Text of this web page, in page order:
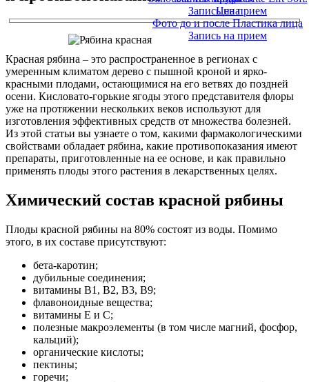
Цена
Фото до и после Пластика лица
Запись на прием
Запись на прием
Красная рябина – это распространенное в регионах с
умеренным климатом дерево с пышной кроной и ярко-
красными плодами, остающимися на его ветвях до поздней
осени. Кисловато-горькие ягоды этого представителя флоры
уже на протяжении нескольких веков используют для
изготовления эффективных средств от множества болезней.
Из этой статьи вы узнаете о том, какими фармакологическими
свойствами обладает рябина, какие противопоказания имеют
препараты, приготовленные на ее основе, и как правильно
применять плоды этого растения в лекарственных целях.
Химический состав красной рябины
Плоды красной рябины на 80% состоят из воды. Помимо
этого, в их составе присутствуют:
бета-каротин;
дубильные соединения;
витамины B1, B2, B3, B9;
флавоноидные вещества;
витамины E и C;
полезные макроэлементы (в том числе магний, фосфор,
кальций);
органические кислоты;
пектины;
горечи;